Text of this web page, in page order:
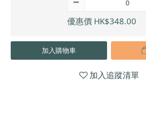
優惠價 HK$348.00
加入購物車
加入追蹤清單